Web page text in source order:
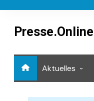
contentPresse.Online
Aktuelles